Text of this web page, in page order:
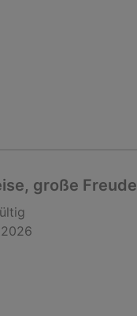
große Freude